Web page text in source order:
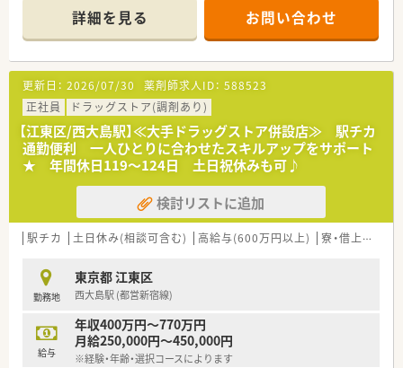
■研修制度は様々なプランがあり、集合研修だけでなく任意で受
講可能な研修も幅広く用意されています
■店舗で活躍する従業員、社外で活躍する従業員、将来経営幹部
となる従業員など、薬剤師として様々な活躍ができるフィールド
を用意されています
■総合薬剤師・調剤薬剤師（土日休み・19時までの勤務）どちらか
の働き方を選択できます
■調剤併設型だけでなく「医療モール・クリニック併設店舗」「敷
地内薬局」「訪問調剤特化型店舗」など様々な店舗を運営してい
ます
■在宅医療にも積極的取り組んでおり「訪問調剤特化型店舗」を
50店舗以上、無菌調剤室は業界最多の51店舗設置しています
■「プラチナくるみん認定企業」「健康経営優良法人2023（大規模
法人部門）認定」等を取得し一人ひとりが働きやすい環境が整備
されています
があるのも特徴です
詳細を見る お問い合わせ
更新日： 2026/07/30 薬剤師求人ID： 588523
正社員
ドラッグストア(調剤あり)
【江東区/西大島駅】≪大手ドラッグストア併設店≫ 駅チカ
通勤便利 一人ひとりに合わせたスキルアップをサポート
★ 年間休日119～124日 土日祝休みも可♪
検討リストに追加
駅チカ 土日休み(相談可含む) 高給与(600万円以上) 寮・借上社宅あり
勤務地
東京都 江東区
西大島駅 (都営新宿線)
給与
年収400万円～770万円
月給250,000円～450,000円
※経験・年齢・選択コースによります